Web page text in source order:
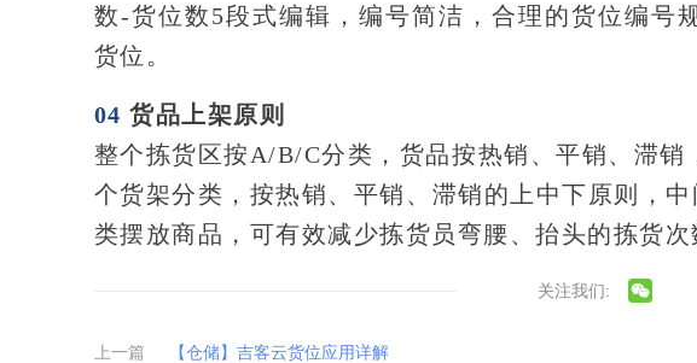
数-货位数5段式编辑，编号简洁，合理的货位编号
货位。
04 货品上架原则
整个拣货区按A/B/C分类，货品按热销、平销、滞
个货架分类，按热销、平销、滞销的上中下原则，
类摆放商品，可有效减少拣货员弯腰、抬头的拣货次
关注我们:
上一篇
【仓储】吉客云货位应用详解